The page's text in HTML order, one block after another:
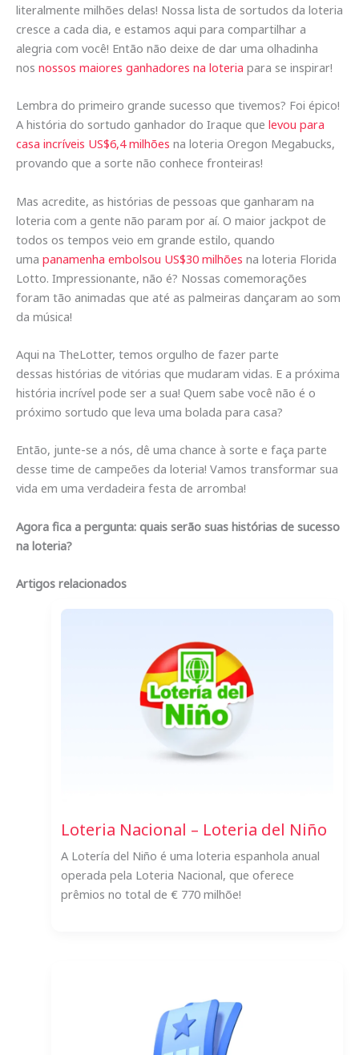
literalmente milhões delas! Nossa lista de sortudos da loteria
cresce a cada dia, e estamos aqui para compartilhar a
alegria com você! Então não deixe de dar uma olhadinha
nos nossos maiores ganhadores na loteria para se inspirar!
Lembra do primeiro grande sucesso que tivemos? Foi épico!
A história do sortudo ganhador do Iraque que levou para
casa incríveis US$6,4 milhões na loteria Oregon Megabucks,
provando que a sorte não conhece fronteiras!
Mas acredite, as histórias de pessoas que ganharam na
loteria com a gente não param por aí. O maior jackpot de
todos os tempos veio em grande estilo, quando
uma panamenha embolsou US$30 milhões na loteria Florida
Lotto. Impressionante, não é? Nossas comemorações
foram tão animadas que até as palmeiras dançaram ao som
da música!
Aqui na TheLotter, temos orgulho de fazer parte
dessas histórias de vitórias que mudaram vidas. E a próxima
história incrível pode ser a sua! Quem sabe você não é o
próximo sortudo que leva uma bolada para casa?
Então, junte-se a nós, dê uma chance à sorte e faça parte
desse time de campeões da loteria! Vamos transformar sua
vida em uma verdadeira festa de arromba!
Agora fica a pergunta: quais serão suas histórias de sucesso
na loteria?
Artigos relacionados
Loteria Nacional – Loteria del Niño
A Lotería del Niño é uma loteria espanhola anual
operada pela Loteria Nacional, que oferece
prêmios no total de € 770 milhõe!